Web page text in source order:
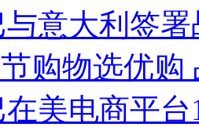
与意大利签
购物选优购
美电商平